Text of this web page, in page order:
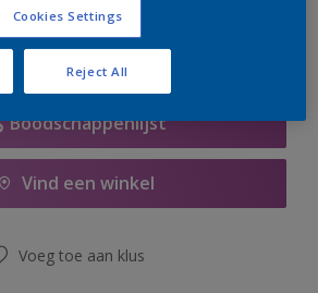
Boodschappenlijst
Vind een winkel
Voeg toe aan klus
Cookies Settings
Reject All